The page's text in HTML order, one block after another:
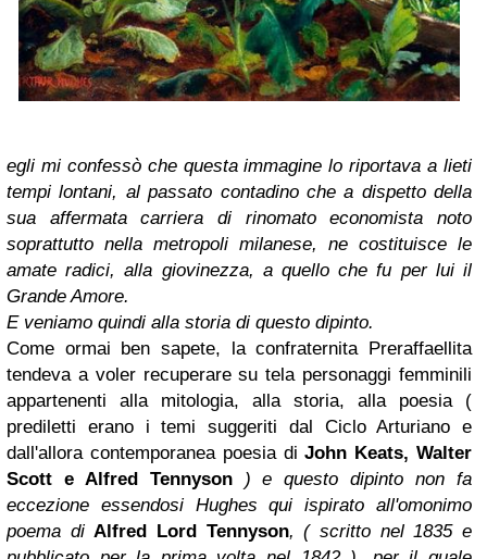
egli mi confessò che questa immagine lo riportava a lieti
tempi lontani, al passato contadino che a dispetto della
sua affermata carriera di rinomato economista noto
soprattutto nella metropoli milanese, ne costituisce le
amate radici, alla giovinezza, a quello che fu per lui il
Grande Amore.
E veniamo quindi alla storia di questo dipinto.
Come ormai ben sapete, la confraternita Preraffaellita
tendeva a voler recuperare su tela personaggi femminili
appartenenti alla mitologia, alla storia, alla poesia (
prediletti erano i temi suggeriti dal Ciclo Arturiano e
dall'allora contemporanea poesia di John Keats, Walter
Scott e Alfred Tennyson ) e questo dipinto non fa
eccezione essendosi Hughes qui ispirato all'omonimo
poema di Alfred Lord Tennyson, ( scritto nel 1835 e